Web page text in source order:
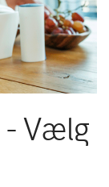
- Vælg